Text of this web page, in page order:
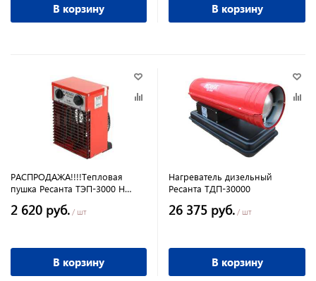
В корзину В корзину
РАСПРОДАЖА!!!!Тепловая
пушка Ресанта ТЭП-3000 Н
2 620 руб. / шт
В корзину
Нагреватель дизельный
Ресанта ТДП-30000
26 375 руб. / шт
В корзину